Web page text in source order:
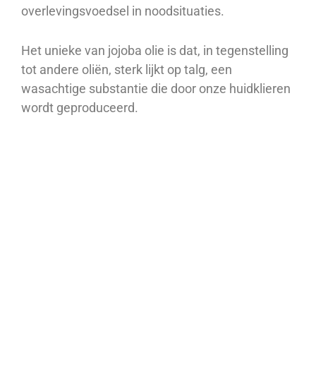
overlevingsvoedsel in noodsituaties.
Het unieke van jojoba olie is dat, in tegenstelling
tot andere oliën, sterk lijkt op talg, een
wasachtige substantie die door onze huidklieren
wordt geproduceerd.